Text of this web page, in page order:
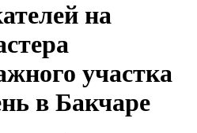
на
участка
в Бакчаре